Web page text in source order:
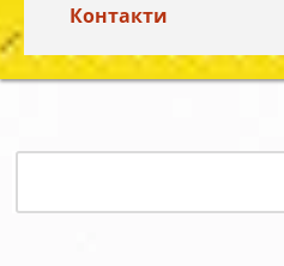
Контакти